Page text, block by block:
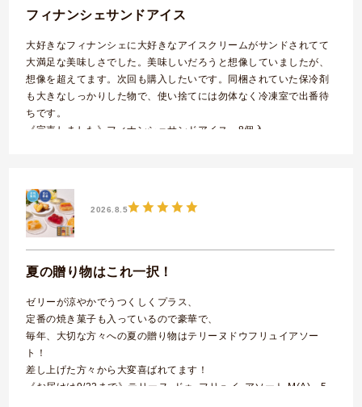
フィナンシェサンドアイス
大好きなフィナンシェに大好きなアイスクリームがサンドされてて
大満足な美味しさでした。美味しいだろうと想像していましたが、
想像を超えてます。次回も購入したいです。同梱されていた保冷剤
も大きなしっかりした物で、使い捨てには勿体なく冷凍室で出番待
ちです。
《完売しました》フィナンシェサンドアイス 8個入
2026.8.5
夏の贈り物はこれ一択！
ゼリーが涼やかでうつくしくプラス、
定番の焼き菓子も入っているので豪華で、
毎年、大切な方々への夏の贈り物はテリーヌドウフリュイアソー
ト！
差し上げた方々から大変喜ばれてます！
《お届けは9/22まで》テリーヌ･ドゥ･フリュイ･アソート M(A) 5